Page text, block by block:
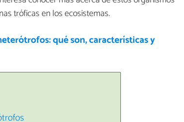
tróficas en los ecosistemas.
qué son, características y